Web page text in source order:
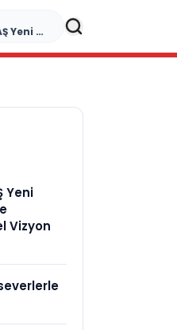
Açıkgöz Savunma Sanayi AŞ Yeni Yönetim Kurulunu Açıkladı ve Savunma Sanayinde Küresel Vizyon Vurgusu
Yeni
Vizyon